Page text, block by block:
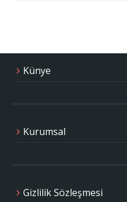
Künye
Kurumsal
Gizlilik Sözleşmesi